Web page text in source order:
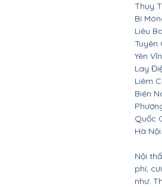
Thụy
Bí
Liêu
Tuyên
Yên
Lay
Liêm
Biên
Quốc
Hà Nội.
Nội
phí,
như: